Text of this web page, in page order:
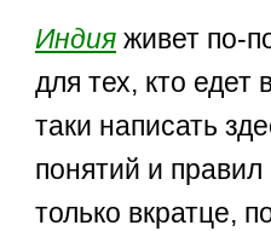
Индия живет по-
для тех, кто едет
таки написать
понятий и
только вкратце,